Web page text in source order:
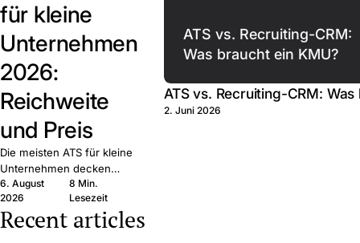
für kleine
Unternehmen
2026:
Reichweite
und Preis
Die meisten ATS für kleine
Unternehmen decken
dieselben Grundfunktionen
ab. Entscheidend sind
Reichweite, Preis und
6. August
2026
8 Min.
Lesezeit
ATS vs. Recruiting-CRM:
Was braucht ein KMU?
ATS vs. Recruiting-CRM:
2. Juni 2026
Recent articles